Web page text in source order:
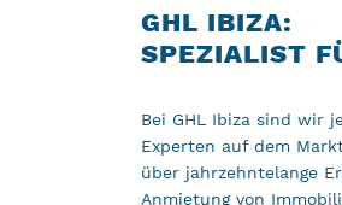
GHL IBIZA:
SPEZIALIST
Bei GHL Ibiza sind wir
Experten auf dem
über jahrzehntelange
Anmietung von